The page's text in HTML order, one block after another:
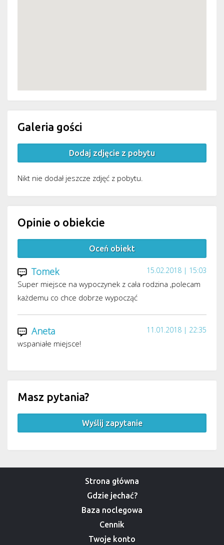
Galeria gości
Dodaj zdjęcie z pobytu
Nikt nie dodał jeszcze zdjęć z pobytu.
Opinie o obiekcie
Oceń obiekt
Tomek 15.02.2018 | 15:03
Super miejsce na wypoczynek z cała rodzina ,polecam
każdemu co chce dobrze wypocząć
Aneta 11.01.2018 | 22:35
wspaniałe miejsce!
Masz pytania?
Wyślij zapytanie
Strona główna
Gdzie jechać?
Baza noclegowa
Cennik
Twoje konto